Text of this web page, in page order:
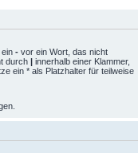
- vor ein Wort, das nicht
durch | innerhalb einer Klammer,
ein * als Platzhalter für teilweise